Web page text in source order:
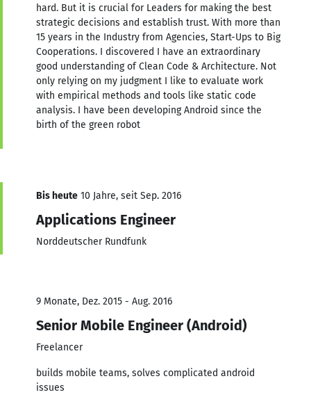
hard. But it is crucial for Leaders for making the best
strategic decisions and establish trust. With more than
15 years in the Industry from Agencies, Start-Ups to Big
Cooperations. I discovered I have an extraordinary
good understanding of Clean Code & Architecture. Not
only relying on my judgment I like to evaluate work
with empirical methods and tools like static code
analysis. I have been developing Android since the
birth of the green robot
Bis heute 10 Jahre, seit Sep. 2016
Applications Engineer
Norddeutscher Rundfunk
9 Monate, Dez. 2015 - Aug. 2016
Senior Mobile Engineer (Android)
Freelancer
builds mobile teams, solves complicated android
issues